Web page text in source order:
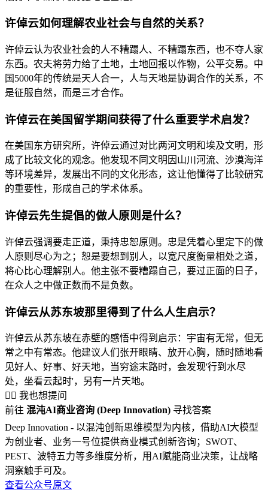
许倬云如何理解农业社会与自然的关系？
许倬云认为农业社会的人不糟蹋人、不糟蹋东西，也不夺人家
东西。农夫将劳力给了土地，土地回报以作物，公平交易。中
国5000年的传统是天人合一，人与天地是协调合作的关系，不
是征服自然，而是三才合作。
许倬云在美国留学期间获得了什么重要学术启发？
在美国东方研究所，许倬云通过对比两河文明和埃及文明，形
成了比较文化的观念。他发现不同文明因山川河流、沙漠海洋
等环境差异，发展出不同的文化形态，这让他懂得了比较研究
的重要性，形成自己的学术体系。
许倬云先生提倡的做人原则是什么？
许倬云强调要走正道，秉持忠恕原则。忠是凭着心里定下的做
人原则尽心为之；恕是要想到别人，以宽尺度衡量相处之道，
将心比心理解别人。他主张不要糟蹋自己，要过正面的日子，
在众人之中做正数而不是负数。
许倬云从苏东坡那里得到了什么人生启示？
许倬云从苏东坡在赤壁的感悟中得到启示：宇宙有无常，但无
常之中有常态。他建议人们张开眼睛、放开心胸，随时随地看
见好人、好事、好天地，当穷途末路时，会发现'行到水尽
处，坐看云起时'，另有一片天地。
🙋‍♂️ 我也想提问
前往 混沌AI商业咨询 (Deep Innovation) 寻找答案
Deep Innovation - 以混沌创新思维模型为内核，借助AI大模型
为创业者、业务一号位提供商业模式创新咨询；SWOT、
PEST、波特五力等多维度分析，用AI赋能商业决策，让战略
洞察触手可及。
查看公众号原文